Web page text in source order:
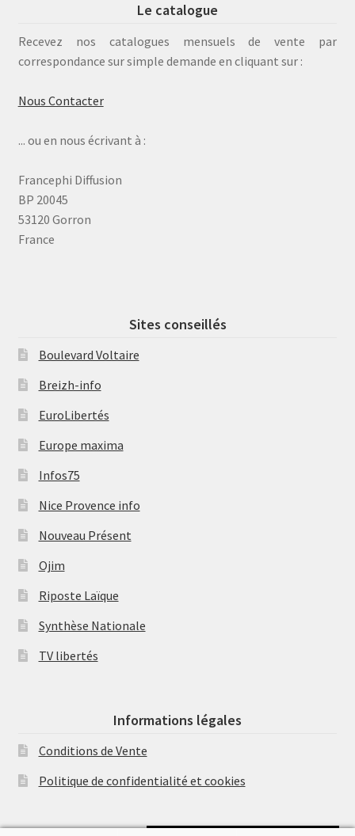
Le catalogue
Recevez nos catalogues mensuels de vente par
correspondance sur simple demande en cliquant sur :
Nous Contacter
... ou en nous écrivant à :
Francephi Diffusion
BP 20045
53120 Gorron
France
Sites conseillés
Boulevard Voltaire
Breizh-info
EuroLibertés
Europe maxima
Infos75
Nice Provence info
Nouveau Présent
Ojim
Riposte Laïque
Synthèse Nationale
TV libertés
Informations légales
Conditions de Vente
Politique de confidentialité et cookies